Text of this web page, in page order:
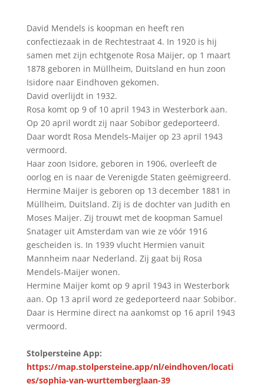
David Mendels is koopman en heeft ren
confectiezaak in de Rechtestraat 4. In 1920 is hij
samen met zijn echtgenote Rosa Maijer, op 1 maart
1878 geboren in Müllheim, Duitsland en hun zoon
Isidore naar Eindhoven gekomen.
David overlijdt in 1932.
Rosa komt op 9 of 10 april 1943 in Westerbork aan.
Op 20 april wordt zij naar Sobibor gedeporteerd.
Daar wordt Rosa Mendels-Maijer op 23 april 1943
vermoord.
Haar zoon Isidore, geboren in 1906, overleeft de
oorlog en is naar de Verenigde Staten geëmigreerd.
Hermine Maijer is geboren op 13 december 1881 in
Müllheim, Duitsland. Zij is de dochter van Judith en
Moses Maijer. Zij trouwt met de koopman Samuel
Snatager uit Amsterdam van wie ze vóór 1916
gescheiden is. In 1939 vlucht Hermien vanuit
Mannheim naar Nederland. Zij gaat bij Rosa
Mendels-Maijer wonen.
Hermine Maijer komt op 9 april 1943 in Westerbork
aan. Op 13 april word ze gedeporteerd naar Sobibor.
Daar is Hermine direct na aankomst op 16 april 1943
vermoord.
Stolpersteine App:
https://map.stolpersteine.app/nl/eindhoven/locati
es/sophia-van-wurttemberglaan-39